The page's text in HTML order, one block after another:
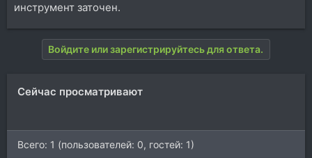
инструмент заточен.
Войдите или зарегистрируйтесь для ответа.
Сейчас просматривают
Всего: 1 (пользователей: 0, гостей: 1)